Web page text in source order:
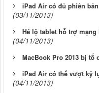
iPad Air có đủ phiên
(03/11/2013)
Hé lộ tablet hỗ trợ
(04/11/2013)
MacBook Pro 2013 bị tố
iPad Air có thể vượt kỷ
(04/11/2013)